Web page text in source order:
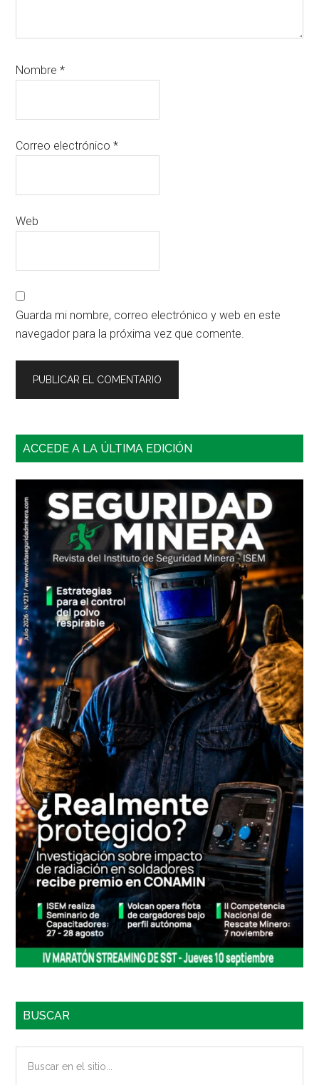
Nombre*
Correo electrónico*
Web
Guarda mi nombre, correo electrónico y web en este
navegador para la próxima vez que comente.
Barra
principal
ACCEDE A LA ÚLTIMA EDICIÓN
BUSCAR